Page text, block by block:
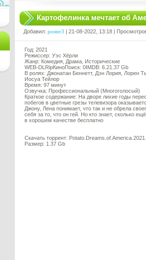
Картофелинка мечтает об
Добавил: poster3 | 21-08-2022, 13:18 |
Год: 2021
Режиссер: Уэс Хёрли
Жанр: Комедия, Драма, Исторические
WEB-DLRipКиноПоиск: 0IMDB: 6.21.37 Gb
В ролях: Джонатан Беннетт, Дэн Лория, Лорен
Иосуа Тейлор
Время: 97 минут
Озвучка: Профессиональный (Многоголосый)
Краткое содержание: На дворе лихие годы
побегов в цветные грезы телевизора
Джону, Лена понимает, что так и не обрела
себя за то, что он гей. Но кто знает, сколько
в хорошем качестве бесплатно
Скачать торрент:
Размер: 1.37 Gb